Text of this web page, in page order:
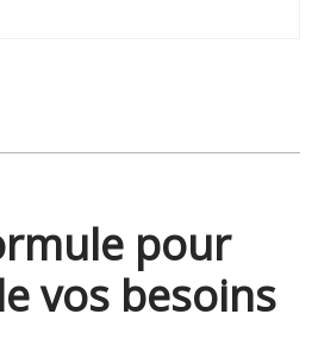
pour
vos besoins